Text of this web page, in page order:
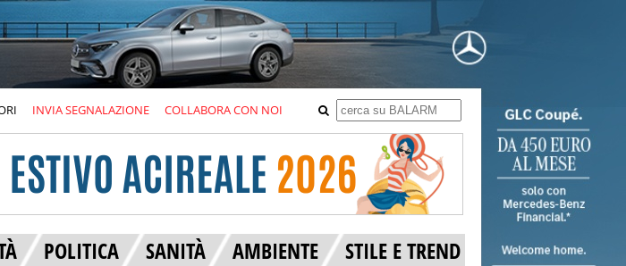
INVIA SEGNALAZIONE COLLABORA CON NOI
POLITICA SANITÀ AMBIENTE STILE E TREND